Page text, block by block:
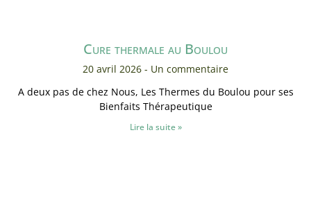
Cure thermale au Boulou
20 avril 2026
Un commentaire
A deux pas de chez Nous, Les Thermes du Boulou pour ses
Bienfaits Thérapeutique
Lire la suite »